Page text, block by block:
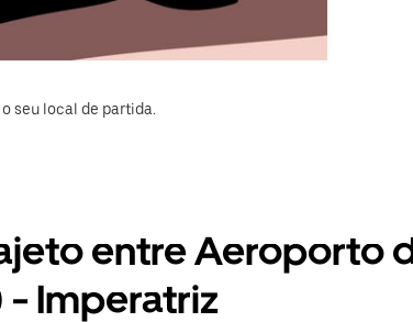
seu local de partida.
entre Aeroporto
- Imperatriz